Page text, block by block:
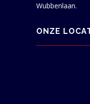
Wubbenlaan.
ONZE